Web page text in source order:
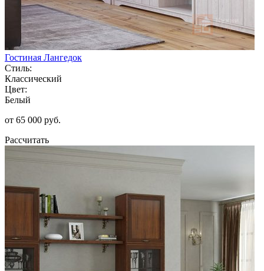
Гостиная Лангедок
Стиль:
Классический
Цвет:
Белый
от 65 000 руб.
Рассчитать